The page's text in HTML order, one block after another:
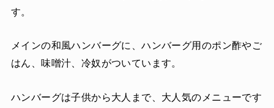
す。
メインの和風ハンバーグに、ハンバーグ用のポン酢やご
はん、味噌汁、冷奴がついています。
ハンバーグは子供から大人まで、大人気のメニューです